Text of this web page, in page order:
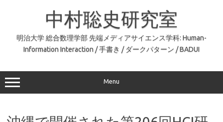
中村聡史研究室
明治大学 総合数理学部 先端メディアサイエンス学科: Human-
Information Interaction / 手書き / ダークパターン / BADUI
Menu